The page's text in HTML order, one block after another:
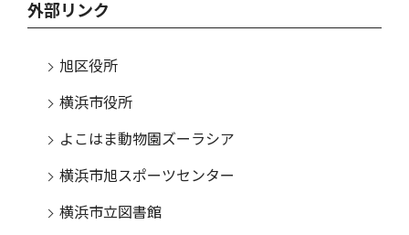
外部リンク
旭区役所
横浜市役所
よこはま動物園ズーラシア
横浜市旭スポーツセンター
横浜市立図書館